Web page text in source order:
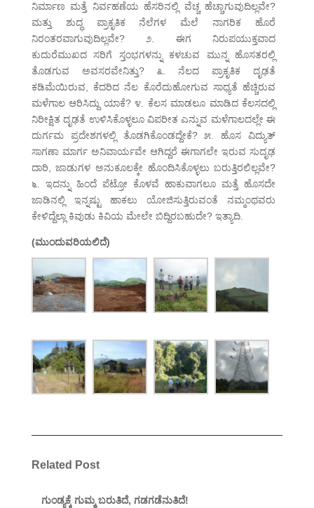
ನಿರ್ಮಾಣ ಮತ್ತೆ ನಿರ್ವಹಣೆಯ ಹೆಸರಿನಲ್ಲಿ ವೆಚ್ಚ ಹೆಚ್ಚಾಗುವುದಿಲ್ಲವೇ?
ಮತ್ತು ಶುದ್ಧ ಪ್ರಾಕೃತಿಕ ನೆಲೆಗಳ ಮೆಲೆ ನಾಗರಿಕ ಹೊರೆ
ನಿರಂತರವಾಗುವುದಿಲ್ಲವೇ? ೨. ಈಗ ನಿರುಪಯುಕ್ತವಾದ
ಕುದುರೆಮುಖದ ಸರಿಗೆ ಸ್ತಂಭಗಳನ್ನು ಕಳಚುವ ಮುನ್ನ ಹೊಸತರಲ್ಲಿ
ತೊಡಗುವ ಅವಸರವೇನಿತ್ತು? ೩. ನೆಲದ ಪ್ರಾಕೃತಿಕ ದೃಢತೆ
ಕಡಿಮೆಯಿರುವ, ಕೆದರಿದ ನೆಲ ಕೊರೆದುಹೋಗುವ ಸಾಧ್ಯತೆ ಹೆಚ್ಚಿರುವ
ಮಳೆಗಾಲ ಆರಿಸಿದ್ದು ಯಾಕೆ? ೪. ಕೆಲಸ ಮಾಡಲೂ ಮಾಡಿದ ಕೆಲಸದಲ್ಲಿ
ನಿರೀಕ್ಷಿತ ದೃಢತೆ ಉಳಿಸಿಕೊಳ್ಳಲೂ ವಿಪರೀತ ಎನ್ನುವ ಮಳೆಗಾಲದಲ್ಲೇ ಈ
ದುರ್ಗಮ ಪ್ರದೇಶಗಳಲ್ಲಿ ತೊಡಗಿಕೊಂಡದ್ದೇಕೆ? ೫. ಹೊಸ ವಿದ್ಯುತ್
ಸಾಗಣಾ ಮಾರ್ಗ ಅನಿವಾರ್ಯವೇ ಆಗಿದ್ದರೆ ಈಗಾಗಲೇ ಇರುವ ಸುದೃಢ
ದಾರಿ, ಜಾಡುಗಳ ಅನುಕೂಲಕ್ಕೇ ಹೊಂದಿಸಿಕೊಳ್ಳಲು ಬರುತ್ತಿರಲಿಲ್ಲವೇ?
೬. ಇದನ್ನು ಹಿಂದೆ ಪೆಟ್ರೋ ಕೊಳವೆ ಹಾಕುವಾಗಲೂ ಮತ್ತೆ ಹೊಸದೇ
ಜಾಡಿನಲ್ಲಿ ಇನ್ನಷ್ಟು ಹಾಕಲು ಯೋಜಿಸುತ್ತಿರುವಂತೆ ನಮ್ಮಂಥವರು
ಕೇಳಿದ್ದೆಲ್ಲಾ ಕಿವುಡು ಕಿವಿಯ ಮೇಲೇ ಬಿದ್ದಿರಬಹುದೇ? ಇತ್ಯಾದಿ.
(ಮುಂದುವರಿಯಲಿದೆ)
Related Post
ಗುಂಡ್ಯಕ್ಕೆ ಗುಮ್ಮ ಬರುತಿದೆ, ಗಡಗಡೆನುತಿದೆ!